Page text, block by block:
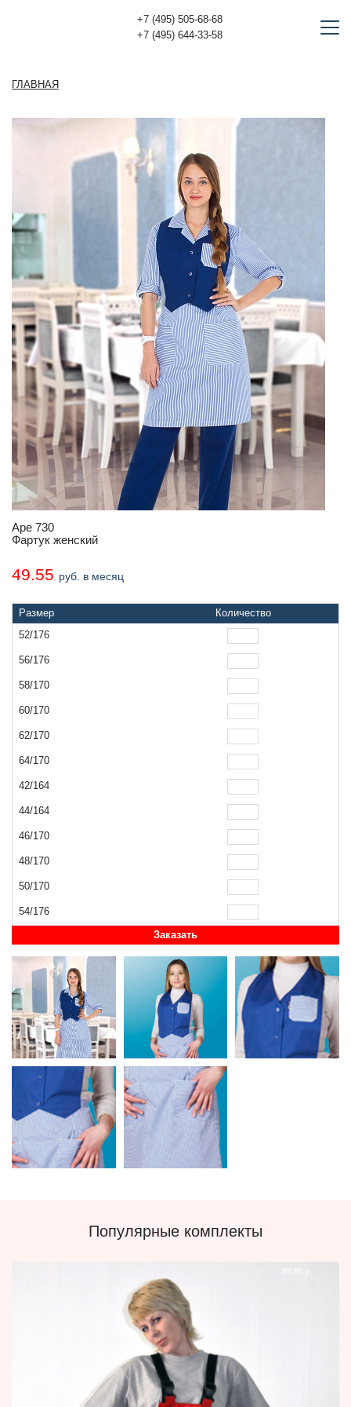
+7 (495) 505-68-68
+7 (495) 644-33-58
ГЛАВНАЯ
Аре 730
Фартук женский
49.55 руб. в месяц
Размер
Количество
52/176
56/176
58/170
60/170
62/170
64/170
42/164
44/164
46/170
48/170
50/170
54/176
Заказать
Популярные комплекты
85.86 р.